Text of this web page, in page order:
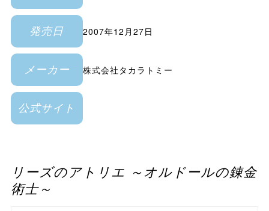
発売日 2007年12月27日
メーカー 株式会社タカラトミー
公式サイト
リーズのアトリエ ～オルドールの錬金
術士～